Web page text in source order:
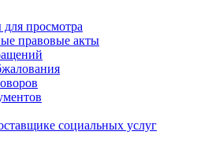
просмотра
правовые акты
социальных услуг